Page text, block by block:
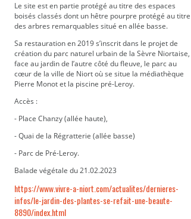
Le site est en partie protégé au titre des espaces
boisés classés dont un hêtre pourpre protégé au titre
des arbres remarquables situé en allée basse.
Sa restauration en 2019 s’inscrit dans le projet de
création du parc naturel urbain de la Sèvre Niortaise,
face au jardin de l’autre côté du fleuve, le parc au
cœur de la ville de Niort où se situe la médiathèque
Pierre Monot et la piscine pré-Leroy.
Accès :
- Place Chanzy (allée haute),
- Quai de la Régratterie (allée basse)
- Parc de Pré-Leroy.
Balade végétale du 21.02.2023
https://www.vivre-a-niort.com/actualites/dernieres-
infos/le-jardin-des-plantes-se-refait-une-beaute-
8890/index.html